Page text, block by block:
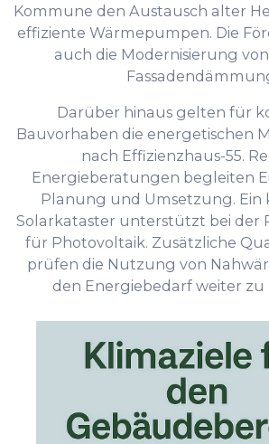
Kommune den Austausch alter
effiziente Wärmepumpen. Die
auch die Modernisierung
Darüber hinaus gelten für
Bauvorhaben die energetischen
nach Effizienzhaus-55.
Energieberatungen begleiten
Planung und Umsetzung. Ein
Solarkataster unterstützt bei der
für Photovoltaik. Zusätzliche
prüfen die Nutzung von
den Energiebedarf weiter zu